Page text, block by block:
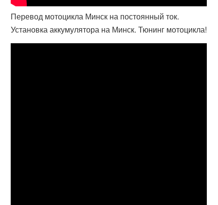
Перевод мотоцикла Минск на постоянный ток.
Установка аккумулятора на Минск. Тюнинг мотоцикла!